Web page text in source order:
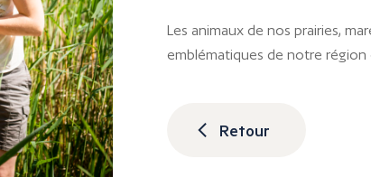
Les animaux de nos prairies,
emblématiques de notre région
Retour